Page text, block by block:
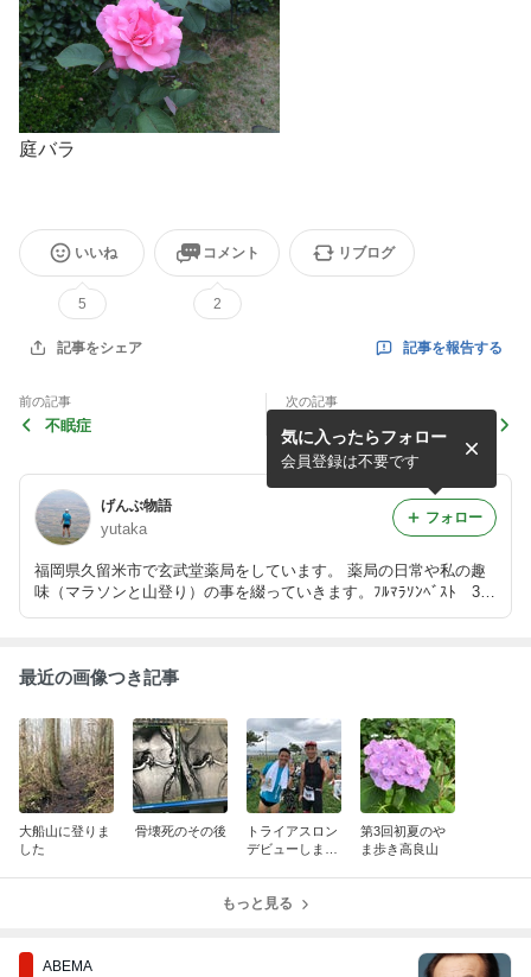
庭バラ
いいね
5
コメント
2
リブログ
記事をシェア 記事を報告する
前の記事
不眠症
次の記事
げんぶ物語
yutaka
福岡県久留米市で玄武堂薬局をしています。 薬局の日常や私の趣
味（マラソンと山登り）の事を綴っていきます。ﾌﾙﾏﾗｿﾝﾍﾞｽﾄ 3時
間13分31秒 別府大分マラソン たまに健康の事やお気に入り商品
気に入ったらフォロー
会員登録は不要です
フォロー
最近の画像つき記事
大船山に登りま
した
骨壊死のその後
トライアスロン
デビューしまし
第3回初夏のや
ま歩き高良山
もっと見る
ABEMA